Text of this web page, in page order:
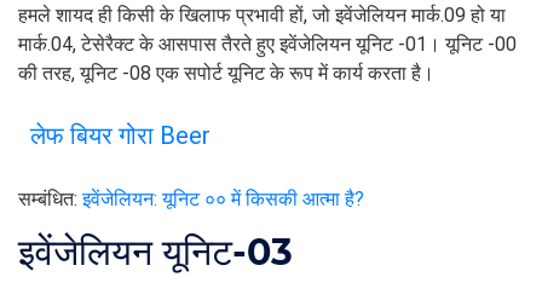
हमले शायद ही किसी के खिलाफ प्रभावी हों, जो इवेंजेलियन मार्क.09 हो या
मार्क.04, टेसेरैक्ट के आसपास तैरते हुए इवेंजेलियन यूनिट -01। यूनिट -00
की तरह, यूनिट -08 एक सपोर्ट यूनिट के रूप में कार्य करता है।
लेफ बियर गोरा Beer
सम्बंधित:इवेंजेलियन: यूनिट ०० में किसकी आत्मा है?
इवेंजेलियन यूनिट-03